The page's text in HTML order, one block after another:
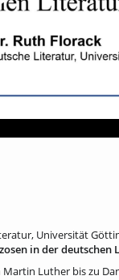
Universität
in der deutschen
Luther bis zu